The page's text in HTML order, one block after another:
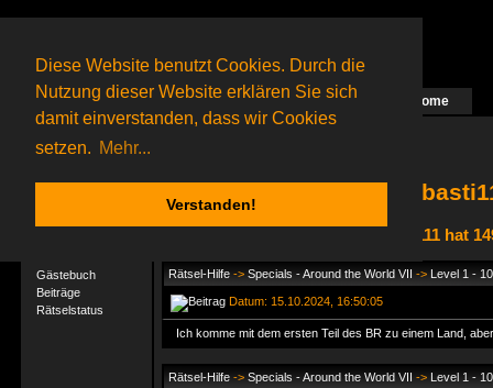
Diese Website benutzt Cookies. Durch die
Nutzung dieser Website erklären Sie sich
damit einverstanden, dass wir Cookies
setzen. Mehr...
Verstanden!
Das nächste Rätsel ist in Arbeit Home
70 Gagolganeronline(0 registrierte und 70 Gäste)
Gagolganer:
9732Rätsel online:
Gästebuch
Beiträge
Rätselstatus
basti111 hat
Rätsel-Hilfe -> Specials - Around the World VII -> Level 1 - 10
Datum: 15.10.2024, 16:50:05
Ich komme mit dem ersten Teil des BR zu einem Land,
Rätsel-Hilfe -> Specials - Around the World VII -> Level 1 - 10